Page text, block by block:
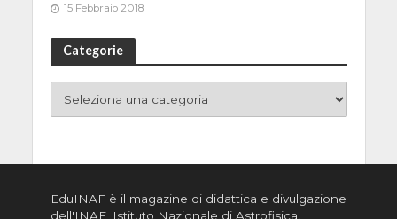
15 Febbraio 2018
Categorie
EduINAF è il magazine di didattica e divulgazione
dell'INAF, Istituto Nazionale di Astrofisica